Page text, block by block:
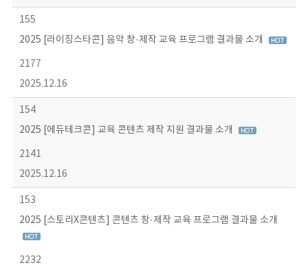
155
2025 [라이징스타콘] 음악 창·제작 교육 프로그램 결과물 소개
2177
2025.12.16
154
2025 [에듀테크콘] 교육 콘텐츠 제작 지원 결과물 소개
2141
2025.12.16
153
2025 [스토리X콘텐츠] 콘텐츠 창·제작 교육 프로그램 결과물 소개
2232